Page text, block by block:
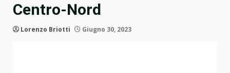
Centro-Nord
Lorenzo Briotti Giugno 30, 2023